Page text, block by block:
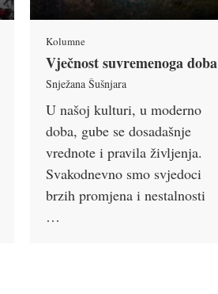
Kolumne
Vječnost suvremenoga doba
Snježana Šušnjara
U našoj kulturi, u moderno
doba, gube se dosadašnje
vrednote i pravila življenja.
Svakodnevno smo svjedoci
brzih promjena i nestalnosti
…